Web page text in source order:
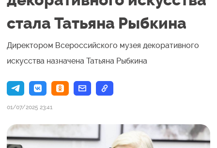
стала Татьяна Рыбкина
Директором Всероссийского музея декоративного
искусства назначена Татьяна Рыбкина
01/07/2025 23:41